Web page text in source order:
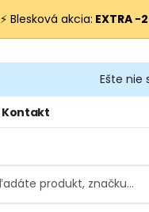
⚡ Blesková akcia: EXTRA
Ešte nie
Kontakt